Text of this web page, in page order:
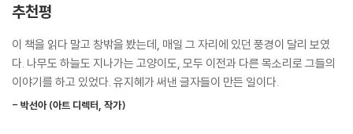
펼쳐 위안을 얻는다. 그러다 더 이상 특별한 삶, 특별한 나를 갈구하지 않는
지 않으며.
--- p.165, 「손님」 중에서
혹은 내가 올린 게시물에 댓글이 달려 확인해보면, 사랑이라는 단어가 적
사람이 되기로 마음먹는다. 그렇게 한 해, 두 해 사랑을 차곡차곡 쌓으며 내
면에 사랑만이 가득한, 오직 유일한 유지혜로 거듭났다.
“
더 이상 여행을 바라지 않는다. 내게는 충분한 사랑이 있기에.
추천평
이 책을 읽다 말고 창밖을 봤는데, 매일 그 자리에 있던 풍경이 달리 보였
다. 나무도 하늘도 지나가는 고양이도, 모두 이전과 다른 목소리로 그들의
이야기를 하고 있었다. 유지혜가 써낸 글자들이 만든 일이다.
- 박선아 (아트 디렉터, 작가)